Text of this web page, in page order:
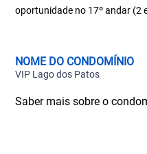
oportunidade no 17º andar (2
NOME DO CONDOMÍNIO
VIP Lago dos Patos
Saber mais sobre o